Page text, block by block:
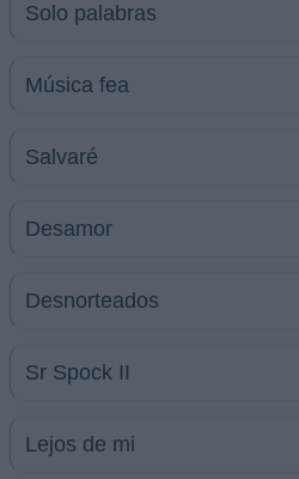
Solo palabras
Música fea
Salvaré
Desamor
Desnorteados
Sr Spock II
Lejos de mi